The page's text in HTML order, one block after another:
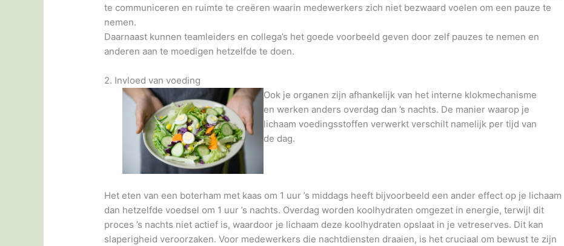
te communiceren en ruimte te creëren waarin medewerkers zich niet bezwaard voelen om een pauze te
nemen.
Daarnaast kunnen teamleiders en collega’s het goede voorbeeld geven door zelf pauzes te nemen en
anderen aan te moedigen hetzelfde te doen.
2. Invloed van voeding
Ook je organen zijn afhankelijk van het interne klokmechanisme
en werken anders overdag dan ’s nachts. De manier waarop je
lichaam voedingsstoffen verwerkt verschilt namelijk per tijd van
de dag.
Het eten van een boterham met kaas om 1 uur ’s middags heeft bijvoorbeeld een ander effect op je lichaam
dan hetzelfde voedsel om 1 uur ’s nachts. Overdag worden koolhydraten omgezet in energie, terwijl dit
proces ’s nachts niet actief is, waardoor je lichaam deze koolhydraten opslaat in je vetreserves. Dit kan
slaperigheid veroorzaken. Voor medewerkers die nachtdiensten draaien, is het cruciaal om bewust te zijn